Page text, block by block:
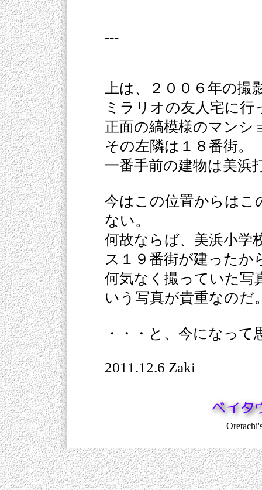
---
上は、２００６年の撮
ミラリオの友人宅に
正面の縞模様のマンシ
その左隣は１８番街。
一番手前の建物は美浜
今はこの位置からはこ
ない。
何故ならば、美浜小学
ス１９番街が建ったか
何気なく撮っていた写
いう写真が貴重なのだ
・・・と、今になって
2011.12.6 Zaki